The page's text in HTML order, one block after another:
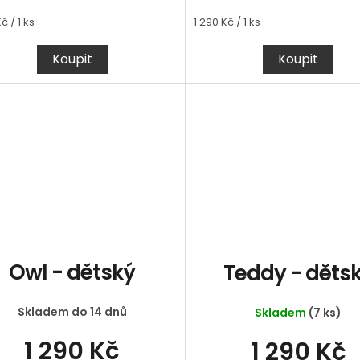
/ 1 ks
Koupit
Měrná
1 290 Kč / 1 ks
Koupit
Owl - dětský
Skladem do 14 dnů
1 290 Kč
Teddy -
Skladem (7 ks)
1 290 Kč